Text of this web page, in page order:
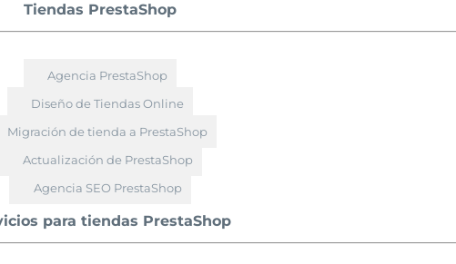
Tiendas PrestaShop
Agencia PrestaShop
Diseño de Tiendas Online
Migración de tienda a PrestaShop
Actualización de PrestaShop
Agencia SEO PrestaShop
para tiendas PrestaShop